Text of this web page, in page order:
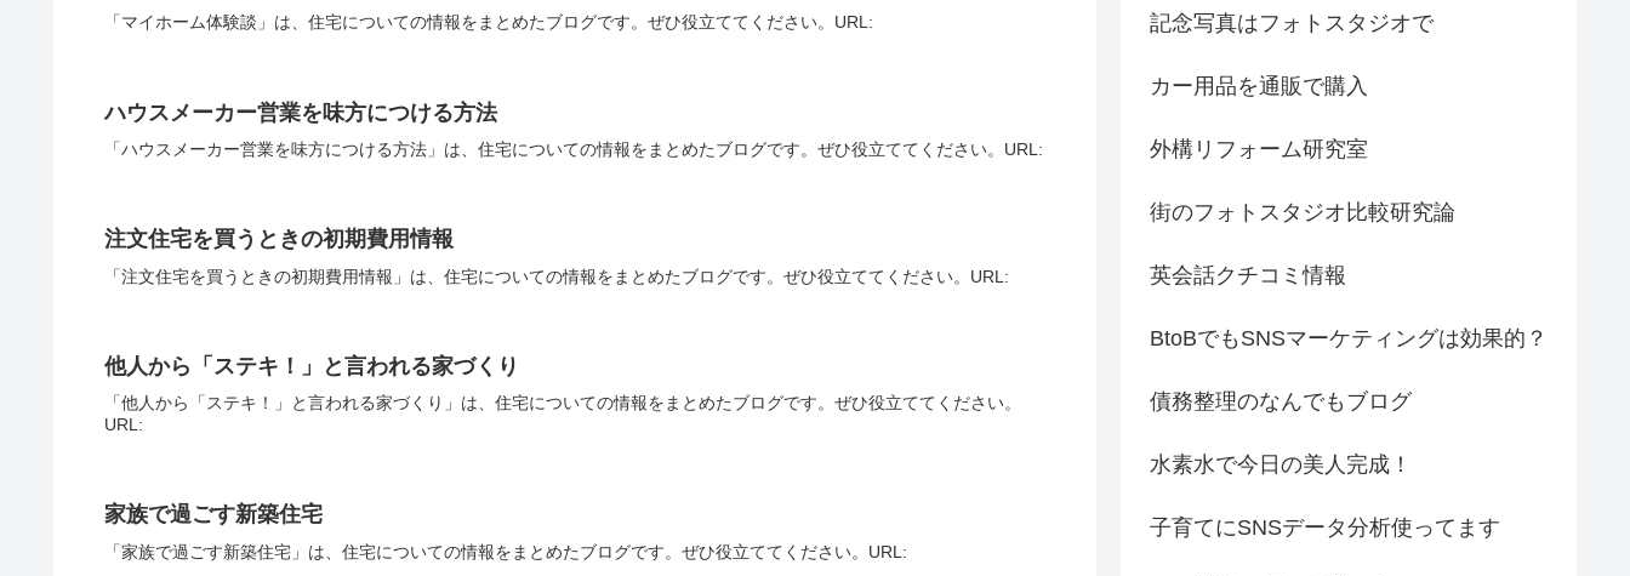
「マイホーム体験談」は、住宅についての情報をまとめたブログです。ぜひ役立ててください。URL:
ハウスメーカー営業を味方につける方法
「ハウスメーカー営業を味方につける方法」は、住宅についての情報をまとめたブログです。ぜひ役立ててください。URL:
注文住宅を買うときの初期費用情報
「注文住宅を買うときの初期費用情報」は、住宅についての情報をまとめたブログです。ぜひ役立ててください。URL:
他人から「ステキ！」と言われる家づくり
「他人から「ステキ！」と言われる家づくり」は、住宅についての情報をまとめたブログです。ぜひ役立ててください。
URL:
家族で過ごす新築住宅
「家族で過ごす新築住宅」は、住宅についての情報をまとめたブログです。ぜひ役立ててください。URL:
記念写真はフォトスタジオで
カー用品を通販で購入
外構リフォーム研究室
街のフォトスタジオ比較研究論
英会話クチコミ情報
BtoBでもSNSマーケティングは効果的？
債務整理のなんでもブログ
水素水で今日の美人完成！
子育てにSNSデータ分析使ってます